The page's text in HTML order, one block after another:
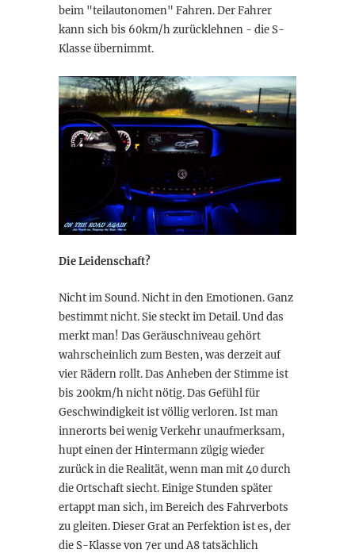
beim "teilautonomen" Fahren. Der Fahrer
kann sich bis 60km/h zurücklehnen - die S-
Klasse übernimmt.
Die Leidenschaft?
Nicht im Sound. Nicht in den Emotionen. Ganz
bestimmt nicht. Sie steckt im Detail. Und das
merkt man! Das Geräuschniveau gehört
wahrscheinlich zum Besten, was derzeit auf
vier Rädern rollt. Das Anheben der Stimme ist
bis 200km/h nicht nötig. Das Gefühl für
Geschwindigkeit ist völlig verloren. Ist man
innerorts bei wenig Verkehr unaufmerksam,
hupt einen der Hintermann zügig wieder
zurück in die Realität, wenn man mit 40 durch
die Ortschaft siecht. Einige Stunden später
ertappt man sich, im Bereich des Fahrverbots
zu gleiten. Dieser Grat an Perfektion ist es, der
die S-Klasse von 7er und A8 tatsächlich